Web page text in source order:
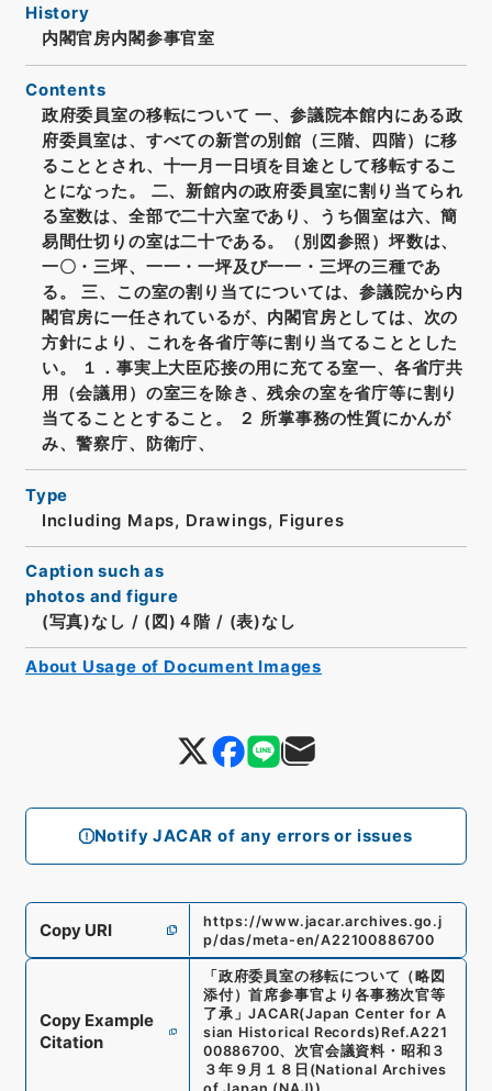
Notify JACAR of any errors or issues
History
内閣官房内閣参事官室
Contents
政府委員室の移転について 一、参議院本館内にある政
府委員室は、すべての新営の別館（三階、四階）に移
ることとされ、十一月一日頃を目途として移転するこ
とになった。 二、新館内の政府委員室に割り当てられ
る室数は、全部で二十六室であり、うち個室は六、簡
易間仕切りの室は二十である。（別図参照）坪数は、
一〇・三坪、一一・一坪及び一一・三坪の三種であ
る。 三、この室の割り当てについては、参議院から内
閣官房に一任されているが、内閣官房としては、次の
方針により、これを各省庁等に割り当てることとした
い。 １．事実上大臣応接の用に充てる室一、各省庁共
用（会議用）の室三を除き、残余の室を省庁等に割り
当てることとすること。 ２ 所掌事務の性質にかんが
み、警察庁、防衛庁、
Type
Including Maps, Drawings, Figures
Caption such as
photos and figure
(写真)なし / (図)４階 / (表)なし
Copy URI
https://www.jacar.archives.go.j
p/das/meta-en/A22100886700
Copy Example
Citation
「政府委員室の移転について（略図
添付）首席参事官より各事務次官等
了承 」JACAR(Japan Center for A
sian Historical Records) Ref.A221
00886700、 次官会議資料・昭和３
３年９月１８日 (National Archives
About Usage of Document Images